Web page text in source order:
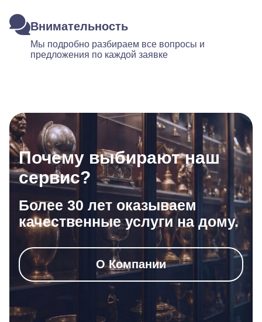
Внимательность
Мы подробно разбираем все вопросы и
предложения по каждой заявке
Почему выбирают наш
сервис?
Более 30 лет оказываем
качественные услуги на дому.
О Компании